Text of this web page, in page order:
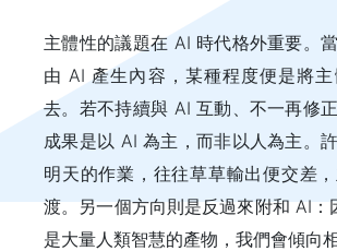
主體性的議題在 AI 時代格外重要。
由 AI 產生內容，某種程度便是將
去。若不持續與 AI 互動、不一再修
成果是以 AI 為主，而非以人為主。
明天的作業，往往草草輸出便交差
渡。另一個方向則是反過來附和 AI：
是大量人類智慧的產物，我們會傾向